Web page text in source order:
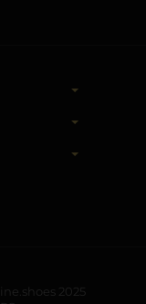
2025